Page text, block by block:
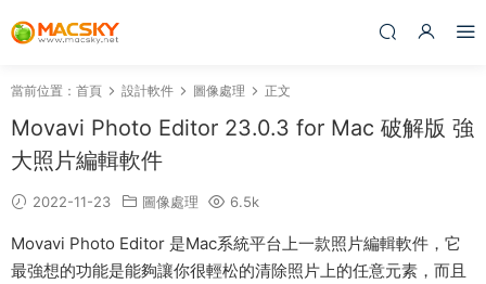
當前位置： 首頁 設計軟件 圖像處理 正文
Movavi Photo Editor 23.0.3 for Mac 破解版 強
大照片編輯軟件
2022-11-23 圖像處理 6.5k
Movavi Photo Editor 是Mac系統平台上一款照片編輯軟件，它
最強想的功能是能夠讓你很輕松的清除照片上的任意元素，而且